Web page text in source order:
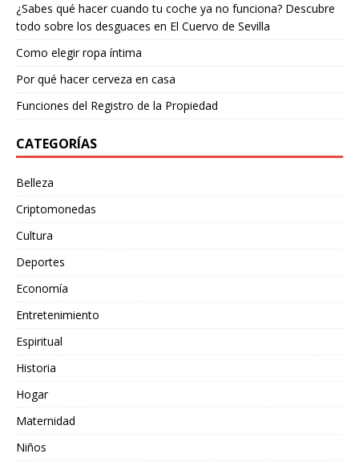
¿Sabes qué hacer cuando tu coche ya no funciona? Descubre
todo sobre los desguaces en El Cuervo de Sevilla
Como elegir ropa íntima
Por qué hacer cerveza en casa
Funciones del Registro de la Propiedad
CATEGORÍAS
Belleza
Criptomonedas
Cultura
Deportes
Economía
Entretenimiento
Espiritual
Historia
Hogar
Maternidad
Niños